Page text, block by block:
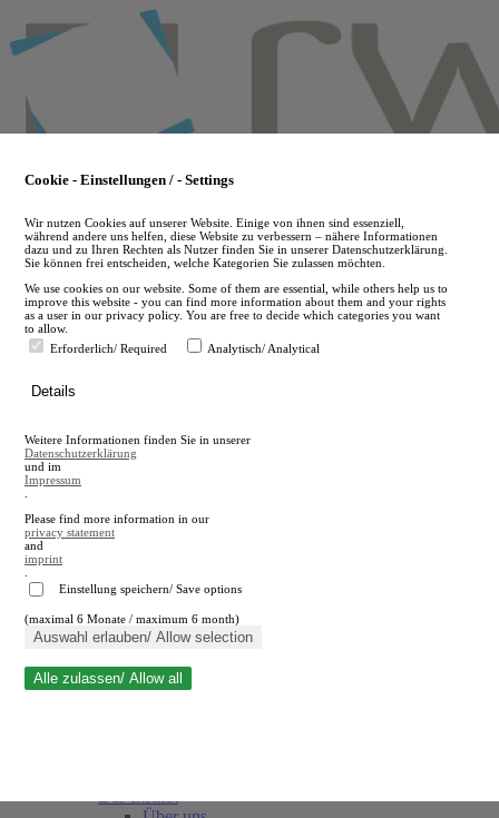
to
main
en
A
A
Suche schließen
Cookie - Einstellungen / - Settings
Wir nutzen Cookies auf unserer Website. Einige von ihnen sind essenziell,
während andere uns helfen, diese Website zu verbessern – nähere Informationen
dazu und zu Ihren Rechten als Nutzer finden Sie in unserer Datenschutzerklärung.
Sie können frei entscheiden, welche Kategorien Sie zulassen möchten.
We use cookies on our website. Some of them are essential, while others help us to
improve this website - you can find more information about them and your rights
as a user in our privacy policy. You are free to decide which categories you want
to allow.
Erforderlich/ Required
Analytisch/ Analytical
Details
Weitere Informationen finden Sie in unserer
Datenschutzerklärung
und im
Impressum
Please find more information in our
privacy statement
and
imprint
Einstellung speichern/ Save options
(maximal 6 Monate / maximum 6 month)
Auswahl erlauben/ Allow selection
Alle zulassen/ Allow all